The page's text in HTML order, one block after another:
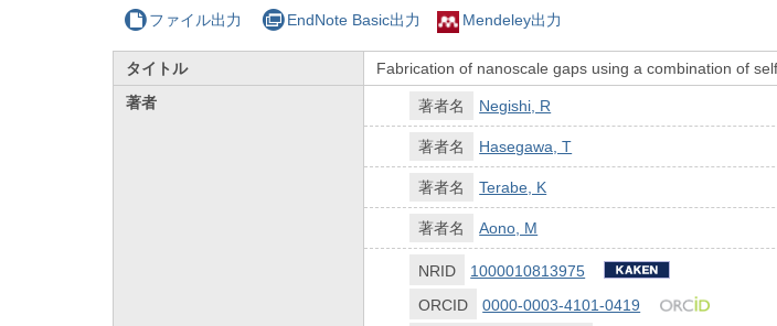
ファイル出力 EndNote Basic出力 Mendeley出力
タイトル
Fabrication of nanoscale gaps using a combination of
著者
著者名 Negishi, R
著者名 Hasegawa, T
著者名 Terabe, K
著者名 Aono, M
NRID
1000010813975
ORCID
0000-0003-4101-0419